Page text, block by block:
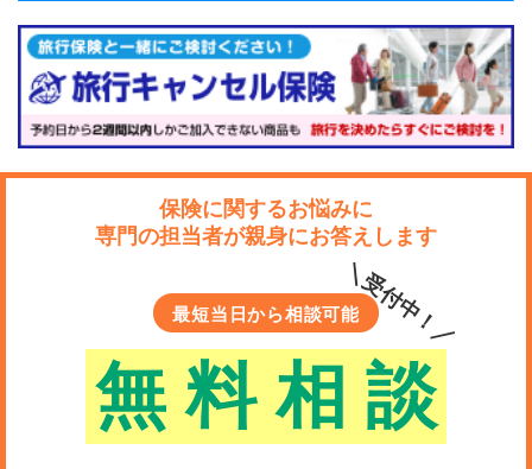
住宅ローンの借入時には団体信
用生命保険の検討を
このように、住宅ローンを返済中に見舞われる恐れのあ
る死亡や病気に備える団体信用生命保険。
多くの住宅ローンは団信に加入することを借り入れの条
件にもしていますので、ローンを借りるときにはぜひ検
討しましょう。
以下の記事では、団体信用生命保険のしくみや入り方、
保険に関するお悩みに
専門の担当者が親身にお答えします
最短当日から相談可能
無 料 相 談
＼受付中！／